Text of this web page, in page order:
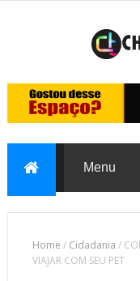
Home / Cidadania /
VIAJAR COM SEU PET